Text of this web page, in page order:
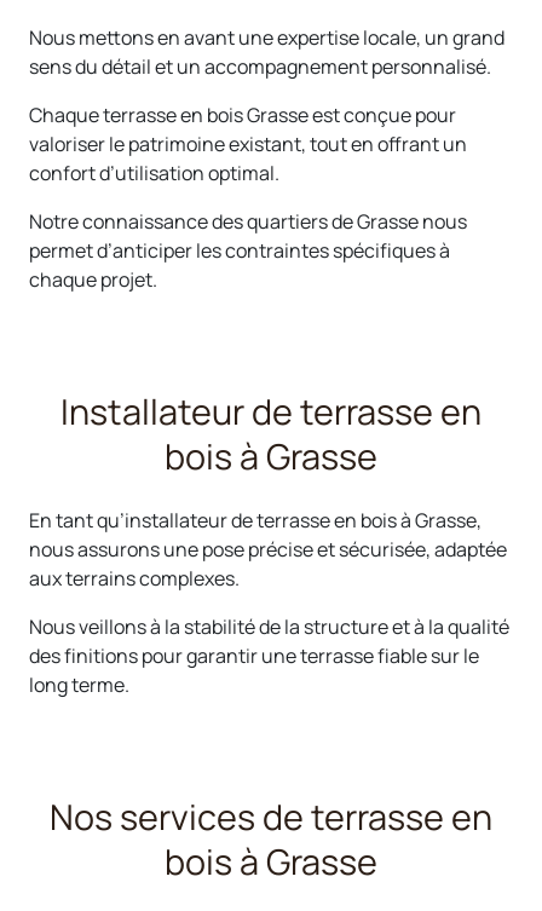
Nous mettons en avant une expertise locale, un grand
sens du détail et un accompagnement personnalisé.
Chaque terrasse en bois Grasse est conçue pour
valoriser le patrimoine existant, tout en offrant un
confort d’utilisation optimal.
Notre connaissance des quartiers de Grasse nous
permet d’anticiper les contraintes spécifiques à
chaque projet.
Installateur de terrasse en
bois à Grasse
En tant qu’installateur de terrasse en bois à Grasse,
nous assurons une pose précise et sécurisée, adaptée
aux terrains complexes.
Nous veillons à la stabilité de la structure et à la qualité
des finitions pour garantir une terrasse fiable sur le
long terme.
Nos services de terrasse en
bois à Grasse